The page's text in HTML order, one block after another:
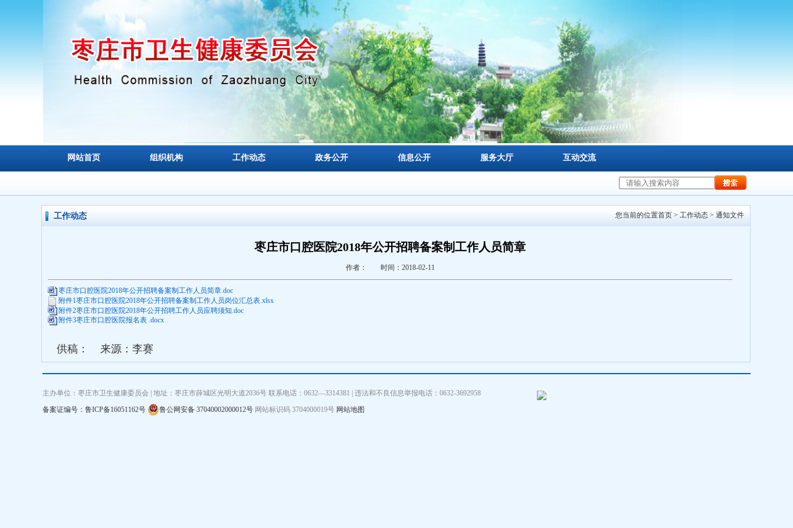
网站首页 组织机构 工作动态 政务公开 信息公开 服务大厅 互动交流
工作动态 您当前的位置首页 > 工作动态 > 通知文件
枣庄市口腔医院2018年公开招聘备案制工作人员简章
作者： 时间：2018-02-11
枣庄市口腔医院2018年公开招聘备案制工作人员简章.doc
附件1枣庄市口腔医院2018年公开招聘备案制工作人员岗位汇总表.xlsx
附件2枣庄市口腔医院2018年公开招聘工作人员应聘须知.doc
附件3枣庄市口腔医院报名表 .docx
供稿： 来源：李赛
主办单位：枣庄市卫生健康委员会 | 地址：枣庄市薛城区光明大道2036号 联系电话：0632—3314381 | 违法和不良信息举报电话：0632-3692958
备案证编号：鲁ICP备16051162号
鲁公网安备 37040002000012号 网站标识码 3704000019号 网站地图